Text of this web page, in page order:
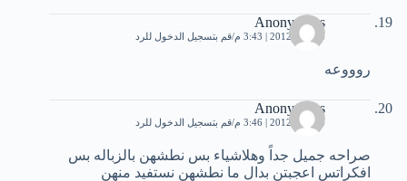
Anonymous
4 يوليو، 2012 | 3:43 م قم بتسجيل الدخول للرد
روووعه
Anonymous
4 يوليو، 2012 | 3:46 م قم بتسجيل الدخول للرد
صراحه جميل جداً وهلاشياء بس نطشهن بالزباله بس
افكراتس اعجبتن بدال ما نطشهن نستفيد منهن